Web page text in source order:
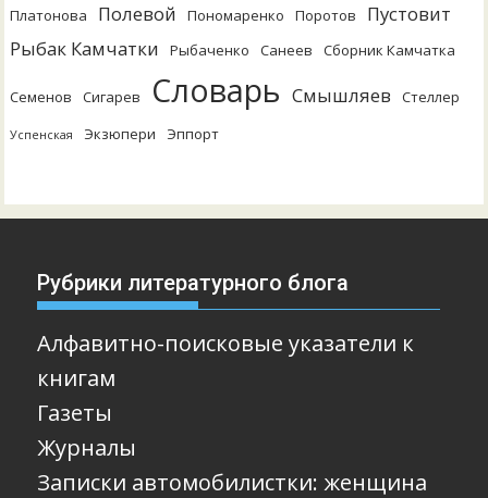
Платонова Полевой Пономаренко Поротов
Пустовит
Рыбак Камчатки
Рыбаченко Санеев Сборник Камчатка
Семенов Сигарев Словарь Смышляев Стеллер
Успенская Экзюпери Эппорт
Рубрики литературного блога
Алфавитно-поисковые указатели к
книгам
Газеты
Журналы
Записки автомобилистки: женщина